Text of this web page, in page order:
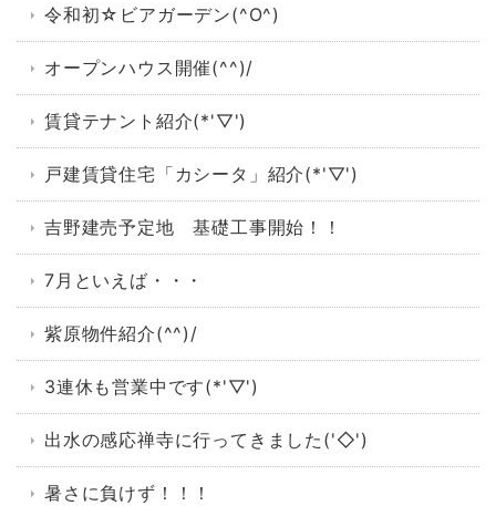
令和初☆ビアガーデン(^O^)
オープンハウス開催(^^)/
賃貸テナント紹介(*'▽')
戸建賃貸住宅「カシータ」紹介(*'▽')
吉野建売予定地 基礎工事開始！！
7月といえば・・・
紫原物件紹介(^^)/
3連休も営業中です(*'▽')
出水の感応禅寺に行ってきました('◇')ゞ
暑さに負けず！！！